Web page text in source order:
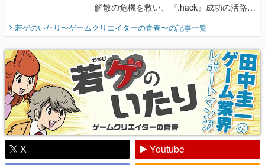
解散の危機を救い、『.hack』成功の活路を
開く。業界の快男児・松山 洋に流れる血は
『少年ジャンプ』色だった【若ゲのいた
り】
若ゲのいたり〜ゲームクリエイターの青春〜の記事一覧
X
Youtube